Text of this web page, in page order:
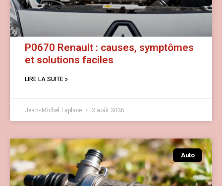
P0670 Renault : causes, symptômes
et solutions faciles
LIRE LA SUITE »
Jean-Michel Laplace 2 août 2026
Auto